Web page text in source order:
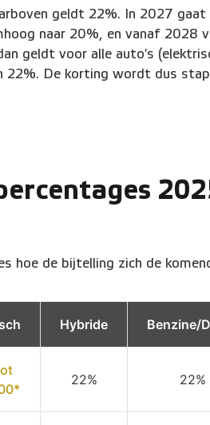
geldt 22%. In 2027 gaat
naar 20%, en vanaf 2028
geldt voor alle auto's
22%. De korting wordt dus
hoe de bijtelling zich de
Hybride Benzine/
22% 22%